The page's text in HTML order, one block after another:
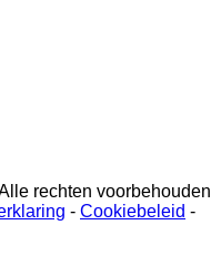
rechten voorbehouden
- Cookiebeleid -